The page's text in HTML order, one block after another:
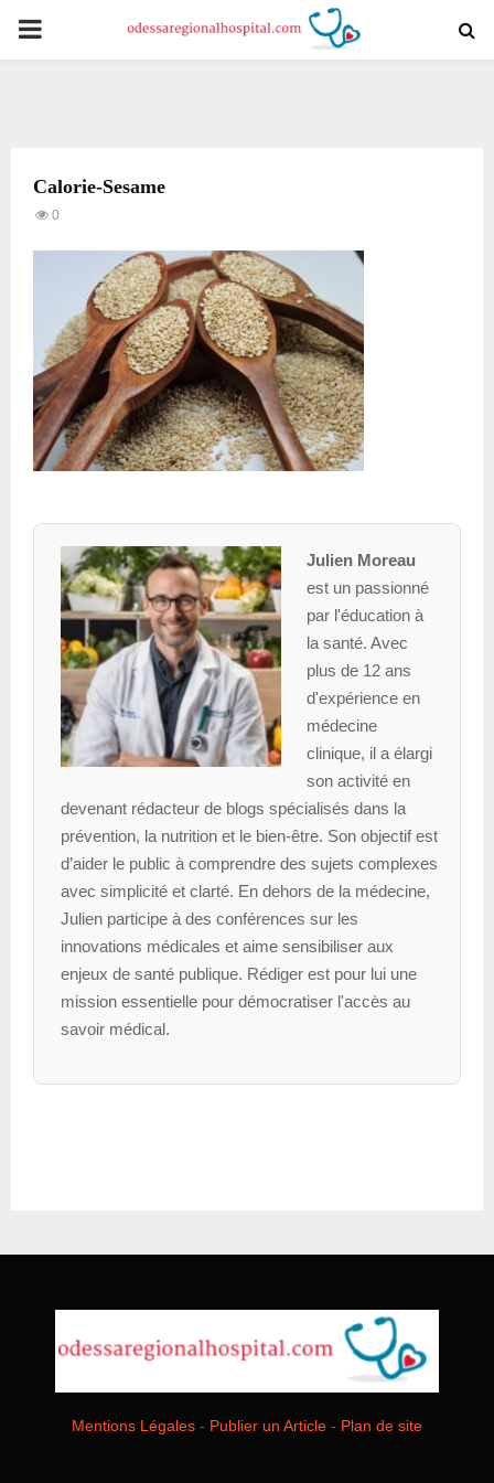
PRIMARY
Calorie-Sesame
0
Julien Moreau
est un passionné
par l'éducation à
la santé. Avec
plus de 12 ans
d'expérience en
médecine
clinique, il a élargi
son activité en
devenant rédacteur de blogs spécialisés dans la
prévention, la nutrition et le bien-être. Son objectif est
d’aider le public à comprendre des sujets complexes
avec simplicité et clarté. En dehors de la médecine,
Julien participe à des conférences sur les
innovations médicales et aime sensibiliser aux
enjeux de santé publique. Rédiger est pour lui une
mission essentielle pour démocratiser l'accès au
savoir médical.
Mentions Légales - Publier un Article - Plan de site